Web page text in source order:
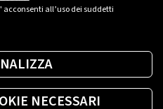
all’uso dei suddetti
NECESSARI
più giusta per te.
colonnina